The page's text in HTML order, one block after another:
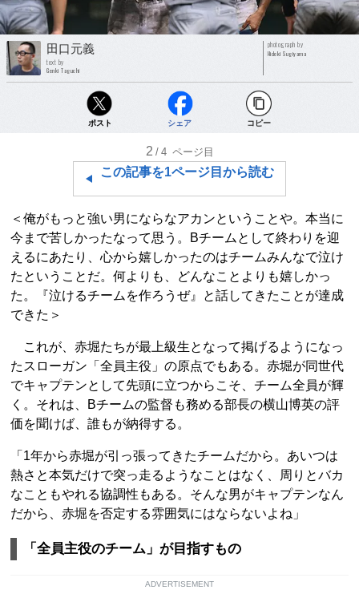
田口元義
text by
Genki Taguchi
photograph by
Hideki Sugiyama
ポスト シェア コピー
2 /4 ページ目
この記事を1ページ目から読む
＜俺がもっと強い男にならなアカンということや。本当に
今まで苦しかったなって思う。Bチームとして終わりを迎
えるにあたり、心から嬉しかったのはチームみんなで泣け
たということだ。何よりも、どんなことよりも嬉しかっ
た。『泣けるチームを作ろうぜ』と話してきたことが達成
できた＞
これが、赤堀たちが最上級生となって掲げるようになっ
たスローガン「全員主役」の原点でもある。赤堀が同世代
でキャプテンとして先頭に立つからこそ、チーム全員が輝
く。それは、Bチームの監督も務める部長の横山博英の評
価を聞けば、誰もが納得する。
「1年から赤堀が引っ張ってきたチームだから。あいつは
熱さと本気だけで突っ走るようなことはなく、周りとバカ
なこともやれる協調性もある。そんな男がキャプテンなん
だから、赤堀を否定する雰囲気にはならないよね」
「全員主役のチーム」が目指すもの
ADVERTISEMENT